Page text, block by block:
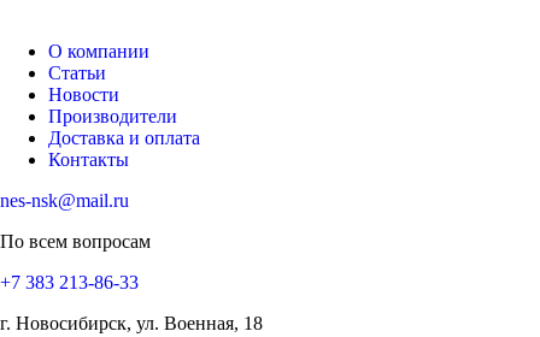
О компании
Статьи
Новости
Производители
Доставка и оплата
Контакты
nes-nsk@mail.ru
По всем вопросам
+7 383 213-86-33
г. Новосибирск, ул. Военная, 18